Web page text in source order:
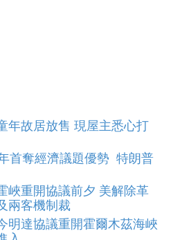
年故居放售 現屋主悉心打
首奪經濟議題優勢 特朗普
峽重開協議前夕 美解除革
兩客機制裁
明達協議重開霍爾木茲海峽